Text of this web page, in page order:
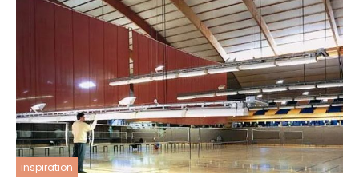
inspiration